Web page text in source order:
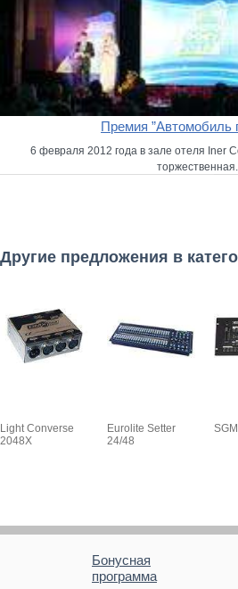
Премия ”Автомобиль
6 февраля 2012 года в зале отеля Iner
Другие предложения в
Light Converse
2048X
Eurolite Setter
24/48
Бонусная
программа